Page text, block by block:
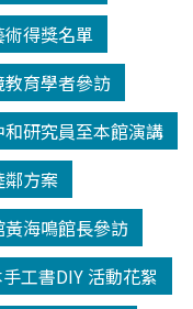
得獎名單
育學者參訪
研究員至本館演講
方案
海鳴館長參訪
工書DIY 活動花絮